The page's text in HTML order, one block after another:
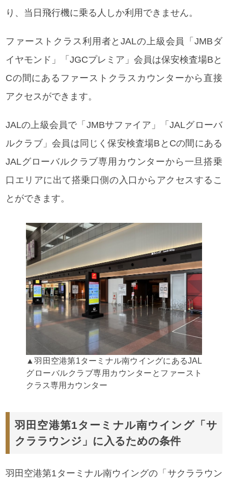
り、当日飛行機に乗る人しか利用できません。
ファーストクラス利用者とJALの上級会員「JMBダ
イヤモンド」「JGCプレミア」会員は保安検査場Bと
Cの間にあるファーストクラスカウンターから直接
アクセスができます。
JALの上級会員で「JMBサファイア」「JALグローバ
ルクラブ」会員は同じく保安検査場BとCの間にある
JALグローバルクラブ専用カウンターから一旦搭乗
口エリアに出て搭乗口側の入口からアクセスするこ
とができます。
▲羽田空港第1ターミナル南ウイングにあるJAL
グローバルクラブ専用カウンターとファースト
クラス専用カウンター
羽田空港第1ターミナル南ウイング「サ
クララウンジ」に入るための条件
羽田空港第1ターミナル南ウイングの「サクララウン